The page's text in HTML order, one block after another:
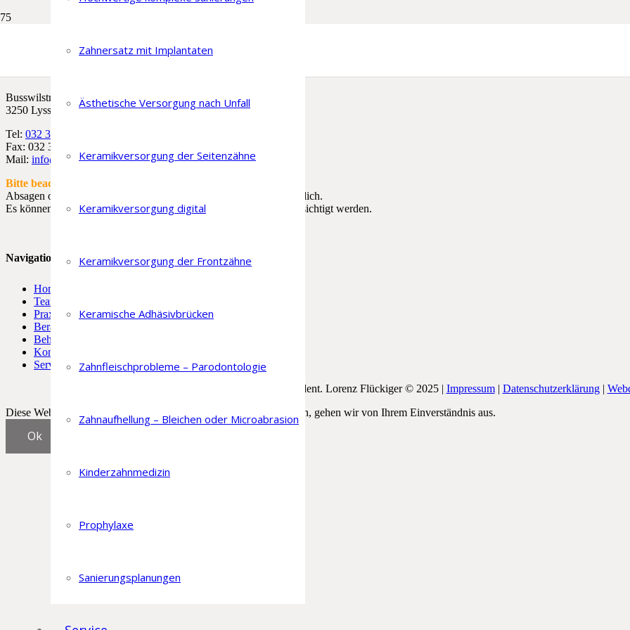
Zahnersatz mit Implantaten
Ästhetische Versorgung nach Unfall
Keramikversorgung der Seitenzähne
Keramikversorgung digital
Keramikversorgung der Frontzähne
Keramische Adhäsivbrücken
Zahnfleischprobleme – Parodontologie
Zahnaufhellung – Bleichen oder Microabrasion
Kinderzahnmedizin
Prophylaxe
Sanierungsplanungen
Busswilstrasse 22
3250 Lyss
Tel: 032 385 17 17
Fax: 032 385 17 16
Mail: info@lorenzflueckiger.ch
Bitte beachten:
Absagen oder verschieben von Terminen sind
per Email möglich.
Es können
nur telefonischeAbsagen oder Verschiebungen berücksichtigt werden.
Navigation
Home
Team
Praxis
Beratung
Behandlungen
Kontakt
Service
Dr. med. dent. Lorenz Flückiger © 2025 | Impressum| Datenschutzerklärung|
Diese Website benutzt Cookies. Wenn Sie die Website weiter nutzen, gehen wir von Ihrem Einverständnis aus.
Ok